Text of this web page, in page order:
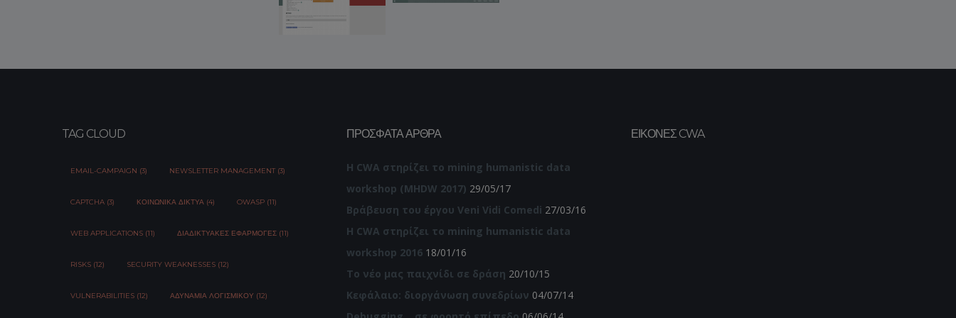
TAG CLOUD
EMAIL-CAMPAIGN (3) NEWSLETTER MANAGEMENT (3)
CAPTCHA (3) ΚΟΙΝΩΝΙΚΆ ΔΊΚΤΥΑ (4) OWASP (11)
WEB APPLICATIONS (11) ΔΙΑΔΙΚΤΥΑΚΈΣ ΕΦΑΡΜΟΓΈΣ (11)
RISKS (12) SECURITY WEAKNESSES (12)
VULNERABILITIES (12) ΑΔΥΝΑΜΊΑ ΛΟΓΙΣΜΙΚΟΎ (12)
ΠΡΌΣΦΑΤΑ ΆΡΘΡΑ
Η CWA στηρίζει το mining humanistic data
workshop (MHDW 2017) 29/05/17
Βράβευση του έργου Veni Vidi Comedi 27/03/16
Η CWA στηρίζει το mining humanistic data
workshop 2016 18/01/16
Το νέο μας παιχνίδι σε δράση 20/10/15
Κεφάλαιο: διοργάνωση συνεδρίων 04/07/14
ΕΙΚΌΝΕΣ CWA